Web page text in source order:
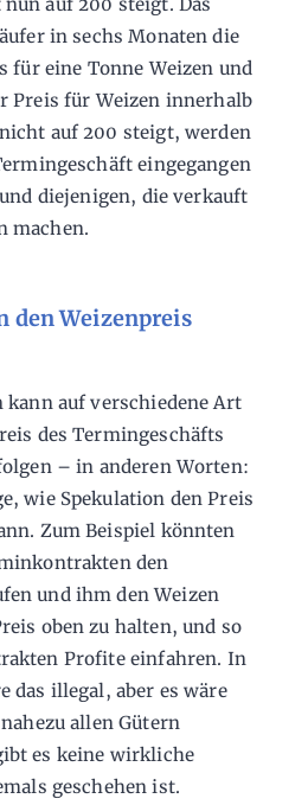
in sechs Monaten die
für eine Tonne Weizen und
Preis für Weizen innerhalb
auf 200 steigt, werden
eingegangen
diejenigen, die verkauft
machen.
den Weizenpreis
kann auf verschiedene Art
des Termingeschäfts
– in anderen Worten:
wie Spekulation den Preis
Zum Beispiel könnten
den
und ihm den Weizen
oben zu halten, und so
Profite einfahren. In
das illegal, aber es wäre
allen Gütern
es keine wirkliche
geschehen ist.